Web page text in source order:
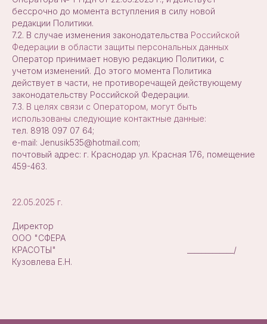
бессрочно до момента вступления в силу новой
редакции Политики.
7.2. В случае изменения законодательства Российской
Федерации в области защиты персональных данных
Оператор принимает новую редакцию Политики, с
учетом изменений. До этого момента Политика
действует в части, не противоречащей действующему
законодательству Российской Федерации.
7.3. В целях связи с Оператором, могут быть
использованы следующие контактные данные:
тел. 8918 097 07 64;
e-mail: Jenusik535@hotmail.com;
почтовый адрес: г. Краснодар ул. Красная 176, помещение
459-463.
22.05.2025 г.
Директор
ООО "СФЕРА
КРАСОТЫ" _____________/
Кузовлева Е.Н.